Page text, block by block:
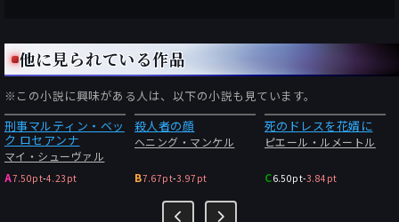
他に見られている作品
※この小説に興味がある人は、以下の小説も見ています。
刑事マルティン・ベッ
ク ロセアンナ
マイ・シューヴァル
A7.50pt-4.23pt
殺人者の顔
ヘニング・マンケル
B7.67pt-3.97pt
死のドレスを花婿に
ピエール・ルメートル
C6.50pt-3.84pt